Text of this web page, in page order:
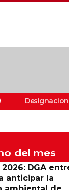
del mes
2026: DGA
anticipar la